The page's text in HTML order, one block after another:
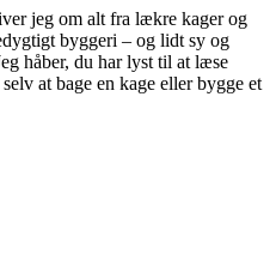
jeg om alt fra lækre kager og
byggeri – og lidt sy og
håber, du har lyst til at læse
at bage en kage eller bygge et